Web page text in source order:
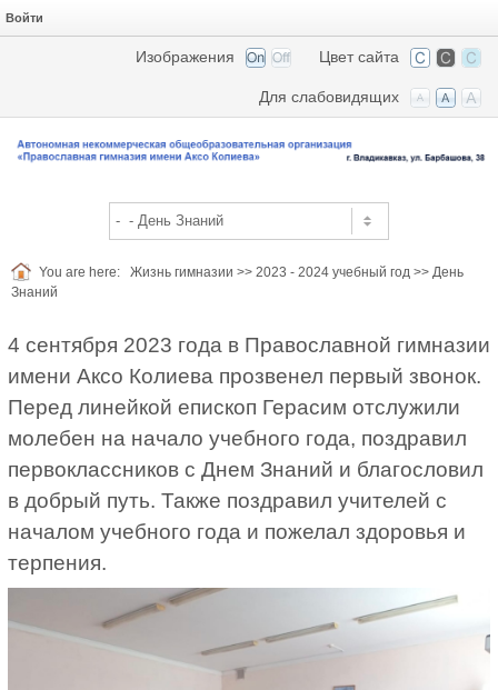
Войти
Цвет сайта
Изображения
Для слабовидящих
You are here: Жизнь гимназии >> 2023 - 2024 учебный год >> День
Знаний
4 сентября 2023 года в Православной гимназии
имени Аксо Колиева прозвенел первый звонок.
Перед линейкой епископ Герасим отслужили
молебен на начало учебного года, поздравил
первоклассников с Днем Знаний и благословил
в добрый путь. Также поздравил учителей с
началом учебного года и пожелал здоровья и
терпения.